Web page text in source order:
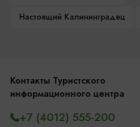
Настоящий Калининградец
Контакты Туристского
информационного центра
+7 (4012) 555-200